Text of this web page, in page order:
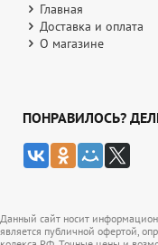
Главная
Доставка и оплата
О магазине
ПОНРАВИЛОСЬ?
Данный сайт носит
является публичной офертой,